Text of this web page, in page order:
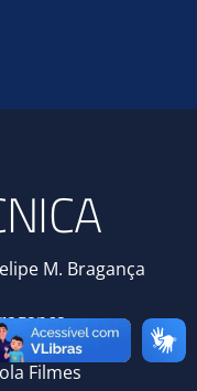
M. Bragança
Filmes